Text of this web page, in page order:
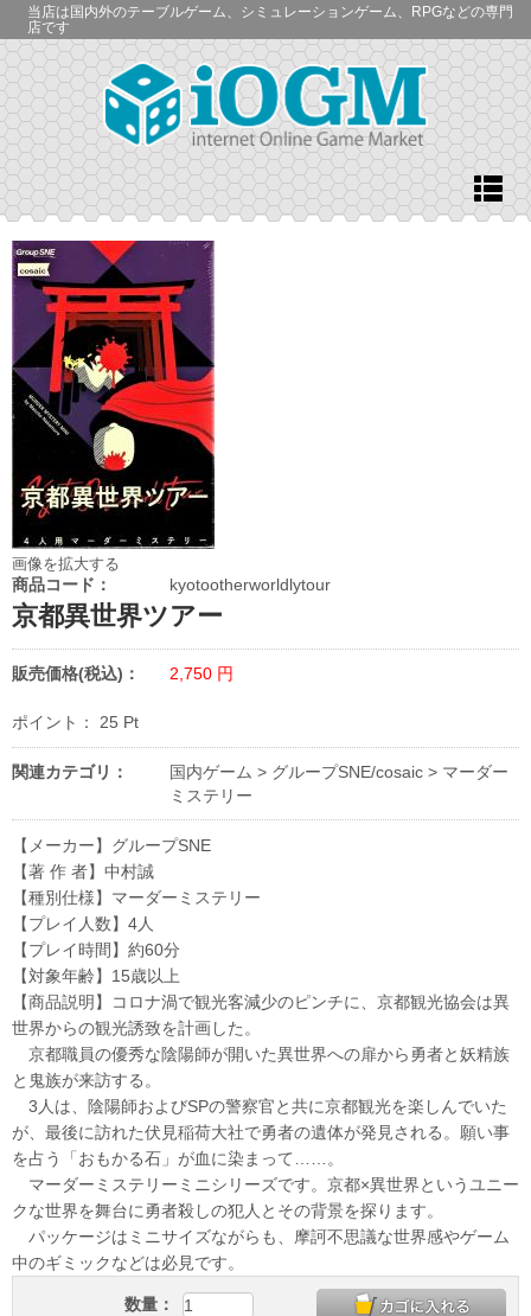
当店は国内外のテーブルゲーム、シミュレーションゲーム、RPGなどの専門
店です
画像を拡大する
商品コード： kyotootherworldlytour
京都異世界ツアー
販売価格(税込)： 2,750 円
ポイント： 25 Pt
関連カテゴリ： 国内ゲーム > グループSNE/cosaic > マーダー
ミステリー
【メーカー】グループSNE
【著 作 者】中村誠
【種別仕様】マーダーミステリー
【プレイ人数】4人
【プレイ時間】約60分
【対象年齢】15歳以上
【商品説明】コロナ渦で観光客減少のピンチに、京都観光協会は異
世界からの観光誘致を計画した。
京都職員の優秀な陰陽師が開いた異世界への扉から勇者と妖精族
と鬼族が来訪する。
3人は、陰陽師およびSPの警察官と共に京都観光を楽しんでいた
が、最後に訪れた伏見稲荷大社で勇者の遺体が発見される。願い事
を占う「おもかる石」が血に染まって……。
マーダーミステリーミニシリーズです。京都×異世界というユニー
クな世界を舞台に勇者殺しの犯人とその背景を探ります。
パッケージはミニサイズながらも、摩訶不思議な世界感やゲーム
中のギミックなどは必見です。
数量：